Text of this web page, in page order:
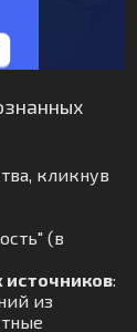
кликнув
(в
источников:
из